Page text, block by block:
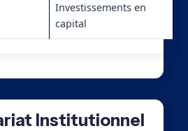
Investissements en
capital
Institutionnel